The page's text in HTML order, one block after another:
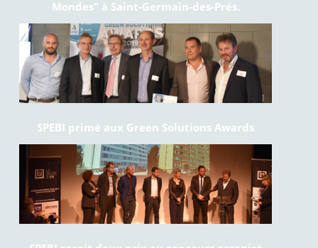
Mondes" à Saint-Germain-des-Prés.
SPEBI primé aux Green Solutions Awards